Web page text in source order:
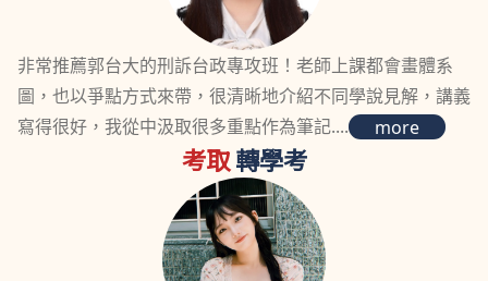
非常推薦郭台大的刑訴台政專攻班！老師上課都會畫體系
圖，也以爭點方式來帶，很清晰地介紹不同學說見解，講義
寫得很好，我從中汲取很多重點作為筆記....
more
考取轉學考